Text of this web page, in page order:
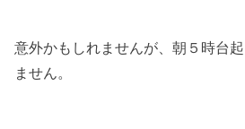
意外かもしれませんが、朝５時台
ません。